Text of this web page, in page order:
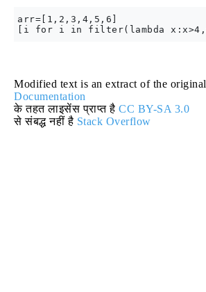
arr=[1,2,3,4,5,6]
Modified text is an extract of the original
Documentation
के तहत लाइसेंस प्राप्त है CC BY-SA 3.0
से संबद्ध नहीं है Stack Overflow